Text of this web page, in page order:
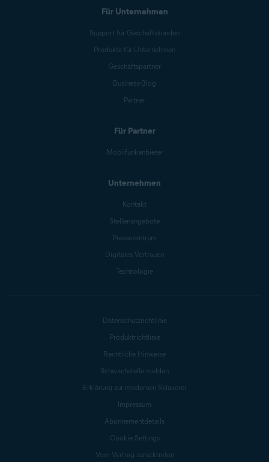
Für Unternehmen
Support für Geschäftskunden
Produkte für Unternehmen
Geschäftspartner
Business-Blog
Partner
Für Partner
Mobilfunkanbieter
Unternehmen
Kontakt
Stellenangebote
Pressezentrum
Digitales Vertrauen
Technologie
Datenschutzrichtlinie
Produktrichtlinie
Rechtliche Hinweise
Schwachstelle melden
Erklärung zur modernen Sklaverei
Impressum
Abonnementdetails
Cookie Settings
Vom Vertrag zurücktreten